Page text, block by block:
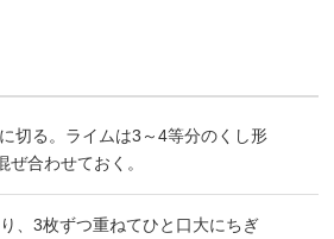
切る。ライムは3～4等分のくし形
ぜ合わせておく。
、3枚ずつ重ねてひと口大にちぎ